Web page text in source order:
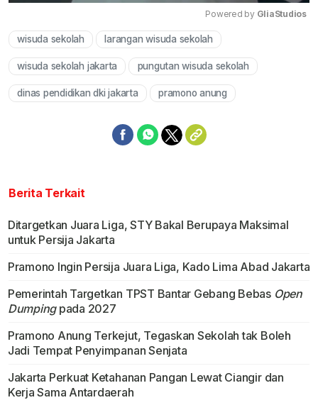
Powered by GliaStudios
wisuda sekolah larangan wisuda sekolah
wisuda sekolah jakarta pungutan wisuda sekolah
dinas pendidikan dki jakarta pramono anung
Berita Terkait
Ditargetkan Juara Liga, STY Bakal Berupaya Maksimal
untuk Persija Jakarta
Pramono Ingin Persija Juara Liga, Kado Lima Abad Jakarta
Pemerintah Targetkan TPST Bantar Gebang Bebas Open
Dumpingpada 2027
Pramono Anung Terkejut, Tegaskan Sekolah tak Boleh
Jadi Tempat Penyimpanan Senjata
Jakarta Perkuat Ketahanan Pangan Lewat Ciangir dan
Kerja Sama Antardaerah